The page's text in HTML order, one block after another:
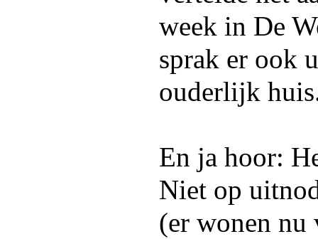
week in De
sprak er ook
ouderlijk
En ja hoor:
Niet op
(er wonen